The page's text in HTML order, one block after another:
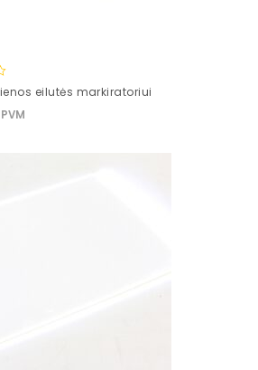
eilutės markiratoriui